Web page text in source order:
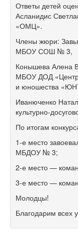
Ответы детей
Асланидис
«ОМЦ».
Члены жюри:
МБОУ СОШ № 3,
Конышева Алена
МБОУ ДОД «Центр
и юношества
Иванюченко
культурно-
По итогам
1-е место
МБДОУ № 3;
2-е место —
3-е место —
Молодцы!
Благодарим всех